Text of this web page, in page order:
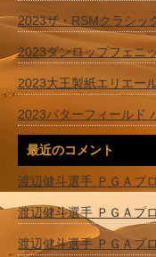
2023ザ・RSMクラシッ
2023ダンロップフェニ
2023大王製紙エリエー
2023バターフィールド
最近のコメント
渡辺健斗選手 ＰＧＡプ
渡辺健斗選手 ＰＧＡプ
渡辺健斗選手 ＰＧＡプ